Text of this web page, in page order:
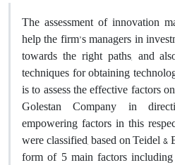
The assessment of innovation
help the firm’s managers in
towards the right paths, and
techniques for obtaining
is to assess the effective factors
Golestan Company in
empowering factors in this
were classified, based on Teidel
form of 5 main factors including